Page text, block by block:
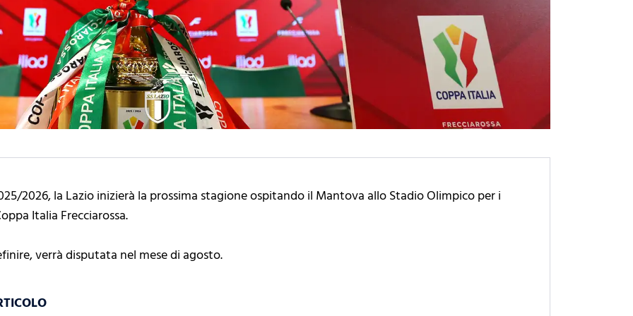
2026, la Lazio inizierà la prossima stagione ospitando il Mantova allo Stadio Olimpico per i
Italia Frecciarossa.
verrà disputata nel mese di agosto.